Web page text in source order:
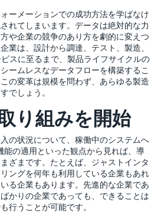
ーメーションでの成功方法を学ばなけ
れてしまいます。データは絶対的な力
や企業の競争のあり方を劇的に変えつ
業は、設計から調達、テスト、製造、
スに至るまで、製品ライフサイクルの
ームレスなデータフローを構築するこ
の変革は規模を問わず、あらゆる製造
でしょう。
り組みを開始
の状況について、稼働中のシステムへ
能の適用といった観点から見れば、導
ざまです。たとえば、ジャストインタ
ングを何年も利用している企業もあれ
る企業もあります。先進的な企業であ
かりの企業であっても、できることは
行うことが可能です。